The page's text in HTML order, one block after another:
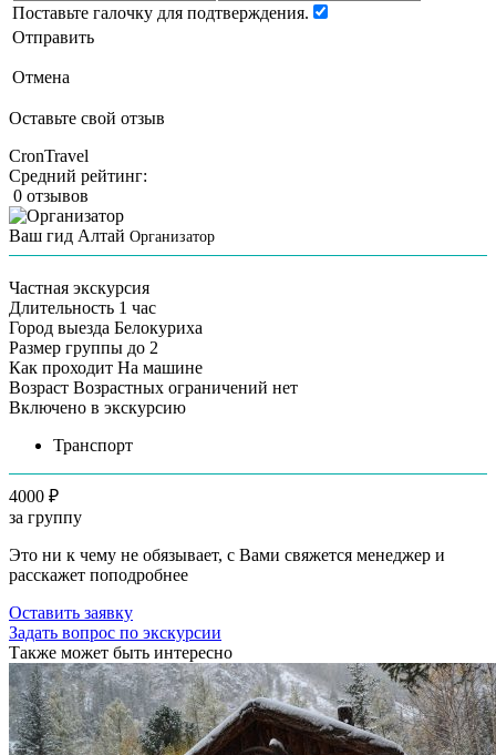
Поставьте галочку для подтверждения.
Отправить
Отмена
Оставьте свой отзыв
CronTravel
Средний рейтинг:
0 отзывов
Ваш гид Алтай Организатор
Частная экскурсия
Длительность 1 час
Город выезда Белокуриха
Размер группы до 2
Как проходит На машине
Возраст Возрастных ограничений нет
Включено в экскурсию
Транспорт
4000 ₽
за группу
Это ни к чему не обязывает, с Вами свяжется менеджер и
расскажет поподробнее
Оставить заявку
Задать вопрос по экскурсии
Также может быть интересно